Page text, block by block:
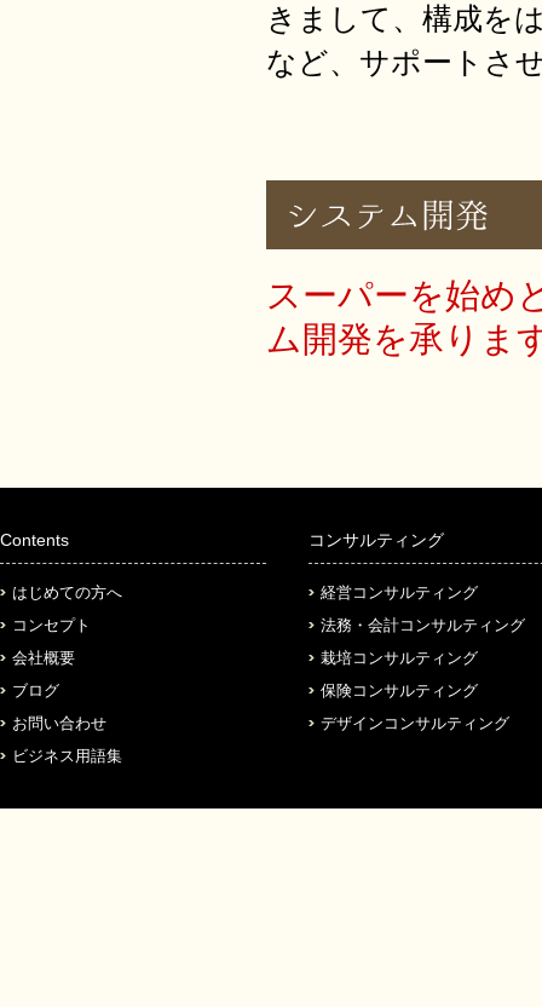
きまして、構成を
など、サポートさ
スーパーを始め
ム開発を承りま
Contents
はじめての方へ
コンセプト
会社概要
ブログ
お問い合わせ
ビジネス用語集
コンサルティング
経営コンサルティング
法務・会計コンサルティング
栽培コンサルティング
保険コンサルティング
デザインコンサルティング